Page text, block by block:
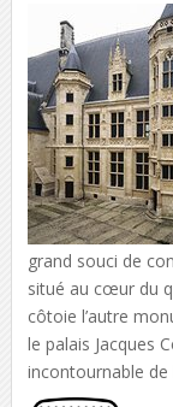
grand souci de
situé au cœur du
côtoie l’autre
le palais Jacques
incontournable de